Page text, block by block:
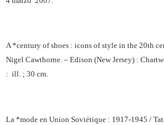
A *century of shoes : icons of style in the 20th
Nigel Cawthorne. – Edison (New Jersey) :
: ill. ; 30 cm.
La *mode en Union Soviétique : 1917-1945 /